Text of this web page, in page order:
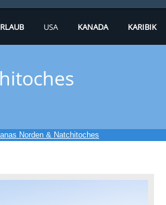
USA KANADA KARIBIK
Norden & Natchitoches